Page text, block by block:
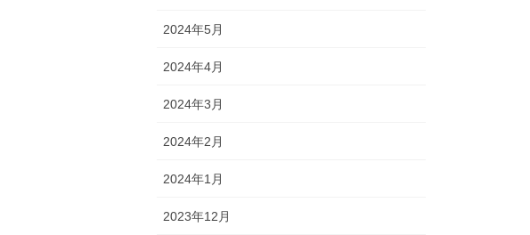
2024年5月
2024年4月
2024年3月
2024年2月
2024年1月
2023年12月